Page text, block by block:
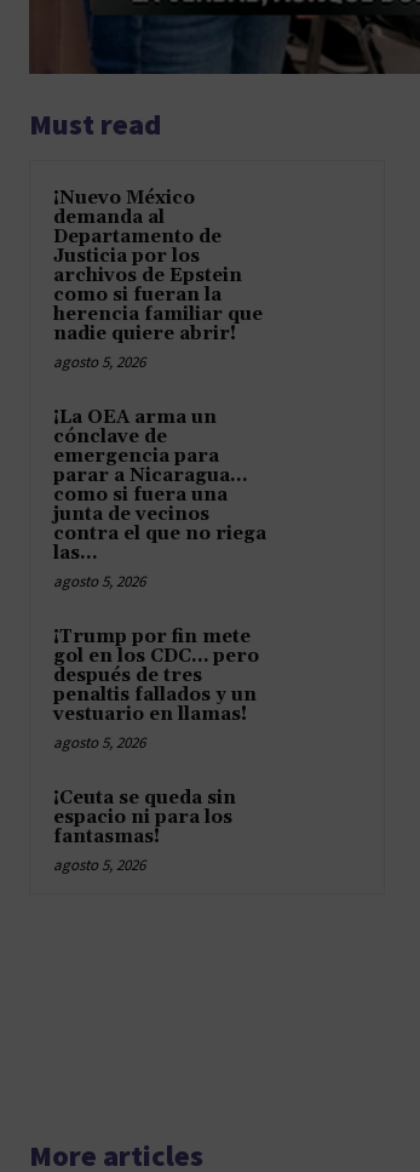
Must read
¡Nuevo México
demanda al
Departamento de
Justicia por los
archivos de Epstein
como si fueran la
herencia familiar que
nadie quiere abrir!
agosto 5, 2026
¡La OEA arma un
cónclave de
emergencia para
parar a Nicaragua…
como si fuera una
junta de vecinos
contra el que no riega
las...
agosto 5, 2026
¡Trump por fin mete
gol en los CDC… pero
después de tres
penaltis fallados y un
vestuario en llamas!
agosto 5, 2026
¡Ceuta se queda sin
espacio ni para los
fantasmas!
agosto 5, 2026
More articles